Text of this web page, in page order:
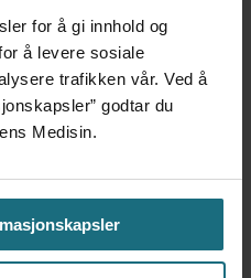
for å gi innhold og
å levere sosiale
trafikken vår. Ved å
godtar du
Medisin.
for